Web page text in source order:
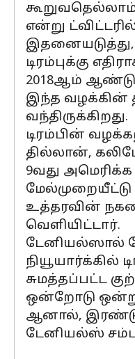
என்று
டிரம்புக்கு
2018ஆம்
இந்த வழக்கின்
வந்திருக்கிறது.
டிரம்பின்
தில்லான்,
9வது அமெரிக்க
உத்தரவின்
வெளியிட்டார்.
டேனியல்ஸால்
நியூயார்க்கில்
சுமத்தப்பட்ட
ஒன்றோடு
ஆனால்,
டேனியல்ஸ்